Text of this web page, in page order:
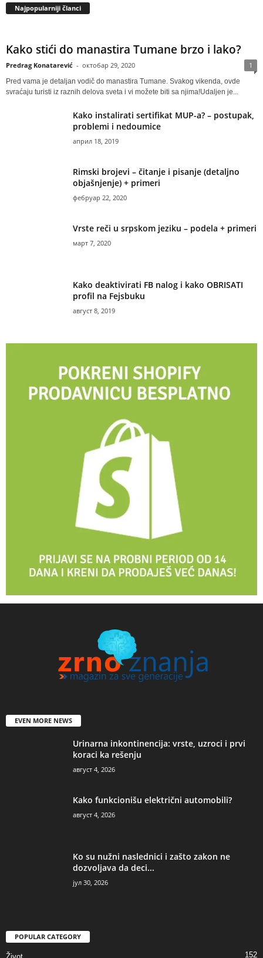
Najpopularniji članci
Kako stići do manastira Tumane brzo i lako?
Predrag Konatarević - октобар 29, 2020 1
Pred vama je detaljan vodič do manastira Tumane. Svakog vikenda, ovde
svraćaju turisti iz raznih delova sveta i vi možete biti sa njima!Udaljen je...
Kako instalirati sertifikat MUP-a? – postupak,
problemi i nedoumice
април 18, 2019
Rimski brojevi – čitanje i pisanje (detaljno
objašnjenje) + primeri
фебруар 22, 2020
Vrste reči u srpskom jeziku – podela + primeri
март 7, 2020
Kako deaktivirati FB nalog i kako OBRISATI
profil na Fejsbuku
август 8, 2019
EVEN MORE NEWS
Urinarna inkontinencija: vrste, uzroci i prvi
koraci ka rešenju
август 4, 2026
Kako funkcionišu električni automobili?
август 4, 2026
Ko su nužni naslednici i zašto zakon ne
dozvoljava da deci...
јул 30, 2026
POPULAR CATEGORY
152